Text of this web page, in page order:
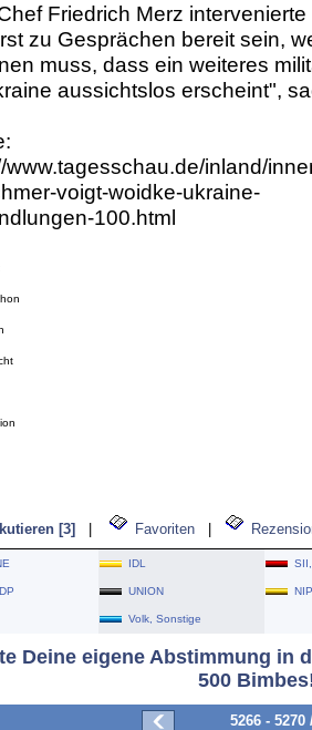
Friedrich Merz
zu Gesprächen bereit sein,
muss, dass ein weiteres
aussichtslos erscheint",
www.tagesschau.de/inland/
voigt-woidke-ukraine-
100.html
[3] Favoriten
IDL
UNION NIP
Volk, Sonstige
Deine eigene Abstimmung in
500
5266 -